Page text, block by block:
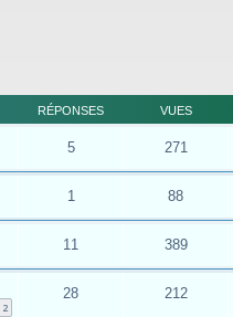
RÉPONSES VUES
5 271
1 88
11 389
2
28 212